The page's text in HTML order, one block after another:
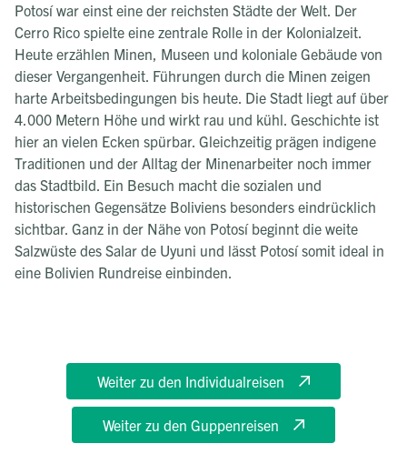
Potosí war einst eine der reichsten Städte der Welt. Der
Cerro Rico spielte eine zentrale Rolle in der Kolonialzeit.
Heute erzählen Minen, Museen und koloniale Gebäude von
dieser Vergangenheit. Führungen durch die Minen zeigen
harte Arbeitsbedingungen bis heute. Die Stadt liegt auf über
4.000 Metern Höhe und wirkt rau und kühl. Geschichte ist
hier an vielen Ecken spürbar. Gleichzeitig prägen indigene
Traditionen und der Alltag der Minenarbeiter noch immer
das Stadtbild. Ein Besuch macht die sozialen und
historischen Gegensätze Boliviens besonders eindrücklich
sichtbar. Ganz in der Nähe von Potosí beginnt die weite
Salzwüste des Salar de Uyuni und lässt Potosí somit ideal in
eine Bolivien Rundreise einbinden.
Weiter zu den Individualreisen
Weiter zu den Guppenreisen